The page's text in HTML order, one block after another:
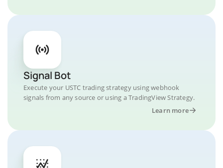
Signal Bot
Execute your USTC trading strategy using webhook
signals from any source or using a TradingView Strategy.
Learn more